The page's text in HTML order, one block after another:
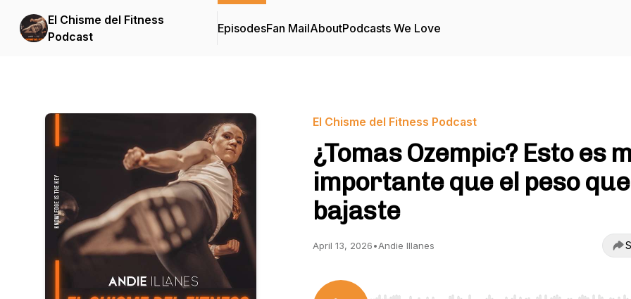
El Chisme del Fitness
Podcast
EpisodesFan MailAboutPodcasts We Love
El Chisme del Fitness Podcast
¿Tomas Ozempic? Esto es
importante que el peso que
bajaste
April 13, 2026•Andie Illanes